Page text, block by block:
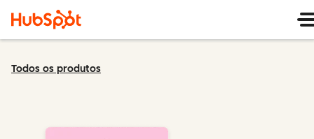
Todos os produtos